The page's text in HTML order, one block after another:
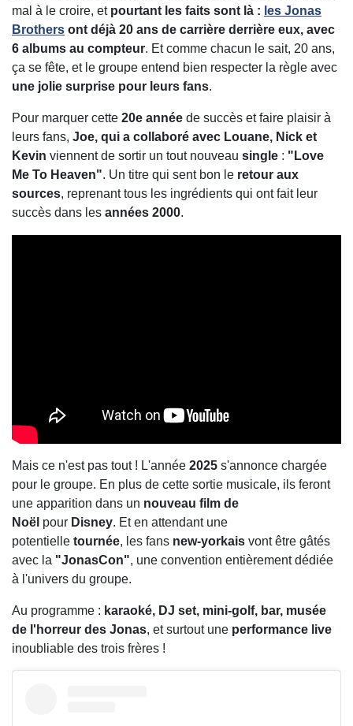
mal à le croire, et pourtant les faits sont là : les Jonas
Brothers ont déjà 20 ans de carrière derrière eux, avec
6 albums au compteur. Et comme chacun le sait, 20 ans,
ça se fête, et le groupe entend bien respecter la règle avec
une jolie surprise pour leurs fans.
Pour marquer cette 20e année de succès et faire plaisir à
leurs fans, Joe, qui a collaboré avec Louane, Nick et
Kevin viennent de sortir un tout nouveau single : "Love
Me To Heaven". Un titre qui sent bon le retour aux
sources, reprenant tous les ingrédients qui ont fait leur
succès dans les années 2000.
Mais ce n'est pas tout ! L'année 2025 s'annonce chargée
pour le groupe. En plus de cette sortie musicale, ils feront
une apparition dans un nouveau film de
Noël pour Disney. Et en attendant une
potentielle tournée, les fans new-yorkais vont être gâtés
avec la "JonasCon", une convention entièrement dédiée
à l'univers du groupe.
Au programme : karaoké, DJ set, mini-golf, bar, musée
de l'horreur des Jonas, et surtout une performance live
inoubliable des trois frères !